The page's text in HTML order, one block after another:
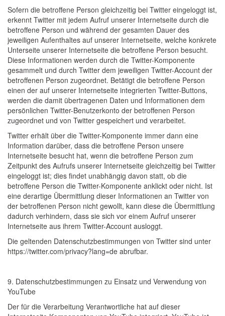
Sofern die betroffene Person gleichzeitig bei Twitter eingeloggt ist,
erkennt Twitter mit jedem Aufruf unserer Internetseite durch die
betroffene Person und während der gesamten Dauer des
jeweiligen Aufenthaltes auf unserer Internetseite, welche konkrete
Unterseite unserer Internetseite die betroffene Person besucht.
Diese Informationen werden durch die Twitter-Komponente
gesammelt und durch Twitter dem jeweiligen Twitter-Account der
betroffenen Person zugeordnet. Betätigt die betroffene Person
einen der auf unserer Internetseite integrierten Twitter-Buttons,
werden die damit übertragenen Daten und Informationen dem
persönlichen Twitter-Benutzerkonto der betroffenen Person
zugeordnet und von Twitter gespeichert und verarbeitet.
Twitter erhält über die Twitter-Komponente immer dann eine
Information darüber, dass die betroffene Person unsere
Internetseite besucht hat, wenn die betroffene Person zum
Zeitpunkt des Aufrufs unserer Internetseite gleichzeitig bei Twitter
eingeloggt ist; dies findet unabhängig davon statt, ob die
betroffene Person die Twitter-Komponente anklickt oder nicht. Ist
eine derartige Übermittlung dieser Informationen an Twitter von
der betroffenen Person nicht gewollt, kann diese die Übermittlung
dadurch verhindern, dass sie sich vor einem Aufruf unserer
Internetseite aus ihrem Twitter-Account ausloggt.
Die geltenden Datenschutzbestimmungen von Twitter sind unter
https://twitter.com/privacy?lang=de abrufbar.
9. Datenschutzbestimmungen zu Einsatz und Verwendung von
YouTube
Der für die Verarbeitung Verantwortliche hat auf dieser